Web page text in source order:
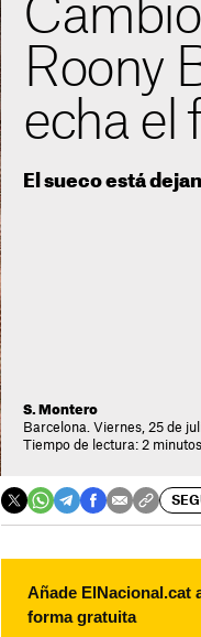
Roony
echa el
El sueco está
S. Montero
Barcelona. Viernes, 25 de
Tiempo de lectura: 2 minutos
Añade ElNacional.cat
forma gratuita